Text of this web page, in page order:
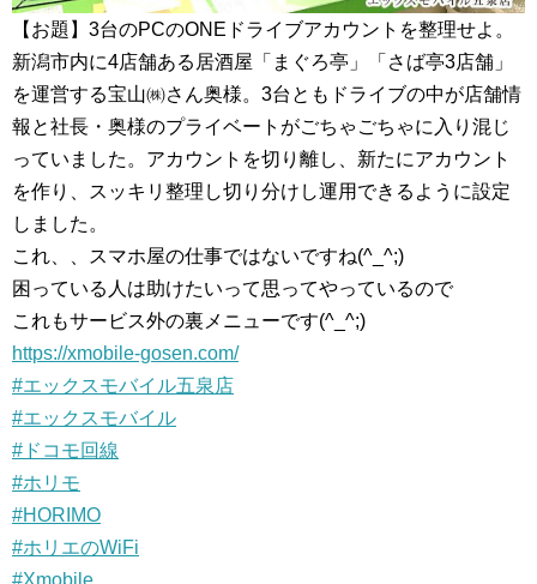
【お題】3台のPCのONEドライブアカウントを整理せよ。
新潟市内に4店舗ある居酒屋「まぐろ亭」「さば亭3店舗」
を運営する宝山㈱さん奥様。3台ともドライブの中が店舗情
報と社長・奥様のプライベートがごちゃごちゃに入り混じ
っていました。アカウントを切り離し、新たにアカウント
を作り、スッキリ整理し切り分けし運用できるように設定
しました。
これ、、スマホ屋の仕事ではないですね(^_^;)
困っている人は助けたいって思ってやっているので
これもサービス外の裏メニューです(^_^;)
https://xmobile-gosen.com/
#エックスモバイル五泉店
#エックスモバイル
#ドコモ回線
#ホリモ
#HORIMO
#ホリエのWiFi